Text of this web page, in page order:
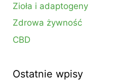
Zioła i adaptogeny
Zdrowa żywność
CBD
Ostatnie wpisy